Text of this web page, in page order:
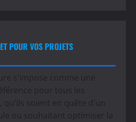
POUR VOS PROJETS
s'impose comme une
pour tous les
qu'ils soient en quête d'un
ou souhaitant optimiser la